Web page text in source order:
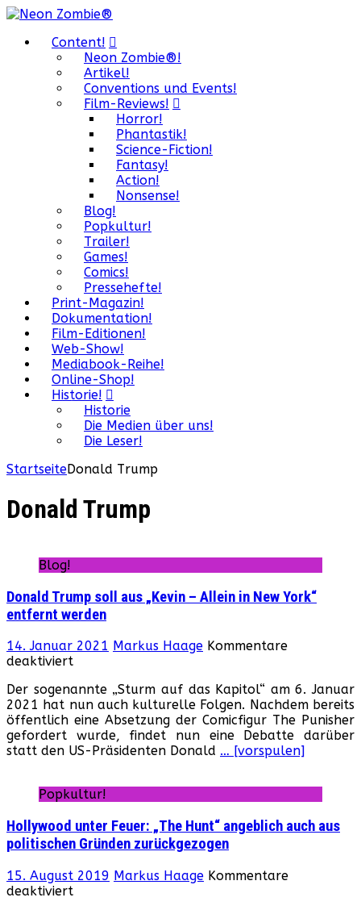
Content!
Neon Zombie®!
Artikel!
Conventions und Events!
Film-Reviews!
Horror!
Phantastik!
Science-Fiction!
Fantasy!
Action!
Nonsense!
Blog!
Popkultur!
Trailer!
Games!
Comics!
Pressehefte!
Print-Magazin!
Dokumentation!
Film-Editionen!
Web-Show!
Mediabook-Reihe!
Online-Shop!
Historie!
Historie
Die Medien über uns!
Die Leser!
StartseiteDonald Trump
Donald Trump
Blog!
Donald Trump soll aus „Kevin – Allein in New York“
entfernt werden
14. Januar 2021 Markus Haage Kommentare
deaktiviertfür
Trump
soll
aus
„Kevin
–
in
New
entfernt
werden
Der sogenannte „Sturm auf das Kapitol“ am 6. Januar
2021 hat nun auch kulturelle Folgen. Nachdem bereits
öffentlich eine Absetzung der Comicfigur The Punisher
gefordert wurde, findet nun eine Debatte darüber
statt den US-Präsidenten Donald … [vorspulen]
Popkultur!
Hollywood unter Feuer: „The Hunt“ angeblich auch aus
politischen Gründen zurückgezogen
15. August 2019 Markus Haage Kommentare
deaktiviert